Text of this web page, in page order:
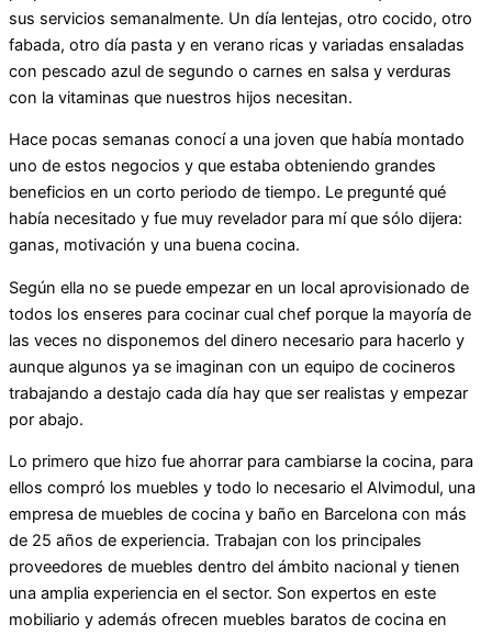
sus servicios semanalmente. Un día lentejas, otro cocido, otro
fabada, otro día pasta y en verano ricas y variadas ensaladas
con pescado azul de segundo o carnes en salsa y verduras
con la vitaminas que nuestros hijos necesitan.
Hace pocas semanas conocí a una joven que había montado
uno de estos negocios y que estaba obteniendo grandes
beneficios en un corto periodo de tiempo. Le pregunté qué
había necesitado y fue muy revelador para mí que sólo dijera:
ganas, motivación y una buena cocina.
Según ella no se puede empezar en un local aprovisionado de
todos los enseres para cocinar cual chef porque la mayoría de
las veces no disponemos del dinero necesario para hacerlo y
aunque algunos ya se imaginan con un equipo de cocineros
trabajando a destajo cada día hay que ser realistas y empezar
por abajo.
Lo primero que hizo fue ahorrar para cambiarse la cocina, para
ellos compró los muebles y todo lo necesario el Alvimodul, una
empresa de muebles de cocina y baño en Barcelona con más
de 25 años de experiencia. Trabajan con los principales
proveedores de muebles dentro del ámbito nacional y tienen
una amplia experiencia en el sector. Son expertos en este
mobiliario y además ofrecen muebles baratos de cocina en